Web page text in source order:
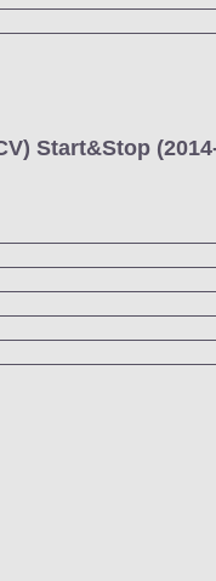
Start&Stop